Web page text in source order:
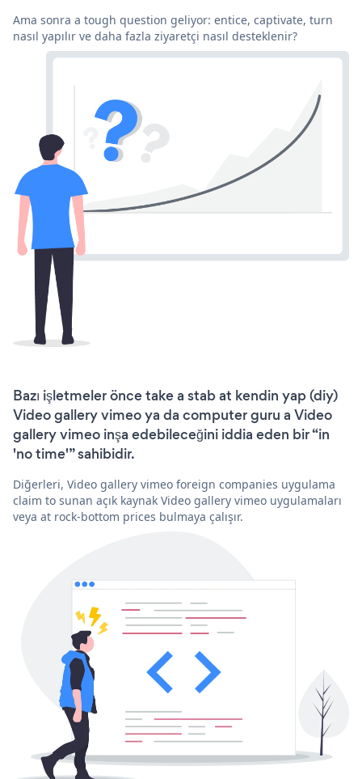
Ama sonra a tough question geliyor: entice, captivate, turn
nasıl yapılır ve daha fazla ziyaretçi nasıl desteklenir?
Bazı işletmeler önce take a stab at kendin yap (diy)
Video gallery vimeo ya da computer guru a Video
gallery vimeo inşa edebileceğini iddia eden bir “in
'no time'” sahibidir.
Diğerleri, Video gallery vimeo foreign companies uygulama
claim to sunan açık kaynak Video gallery vimeo uygulamaları
veya at rock-bottom prices bulmaya çalışır.